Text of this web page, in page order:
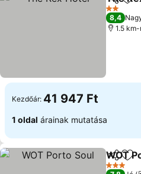
2 Kategória
8,4
1.5
Kezdőár: 41 947 Ft
1 oldal árainak mutatása
WOT
3